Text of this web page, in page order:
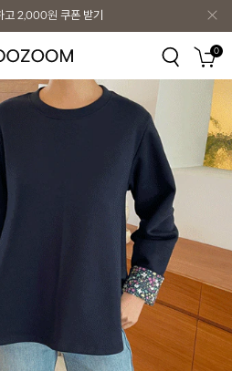
고 2,000원 쿠폰 받기
0